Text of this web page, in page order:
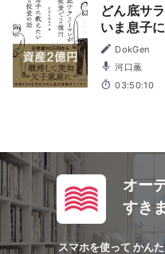
どん底サ
いま息子
DokGen
河口薫
03:50:10
オー
すき
スマホを使って かん